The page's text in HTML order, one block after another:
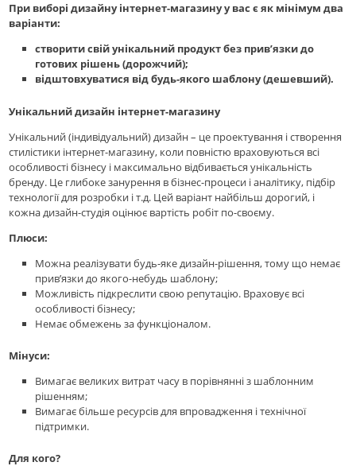
При виборі дизайну інтернет-магазину у вас є як мінімум два
варіанти:
створити свій унікальний продукт без прив’язки до
готових рішень (дорожчий);
відштовхуватися від будь-якого шаблону (дешевший).
Унікальний дизайн інтернет-магазину
Унікальний (індивідуальний) дизайн – це проектування і створення
стилістики інтернет-магазину, коли повністю враховуються всі
особливості бізнесу і максимально відбивається унікальність
бренду. Це глибоке занурення в бізнес-процеси і аналітику, підбір
технології для розробки і т.д. Цей варіант найбільш дорогий, і
кожна дизайн-студія оцінює вартість робіт по-своєму.
Плюси:
Можна реалізувати будь-яке дизайн-рішення, тому що немає
прив’язки до якого-небудь шаблону;
Можливість підкреслити свою репутацію. Враховує всі
особливості бізнесу;
Немає обмежень за функціоналом.
Мінуси:
Вимагає великих витрат часу в порівнянні з шаблонним
рішенням;
Вимагає більше ресурсів для впровадження і технічної
підтримки.
Для кого?